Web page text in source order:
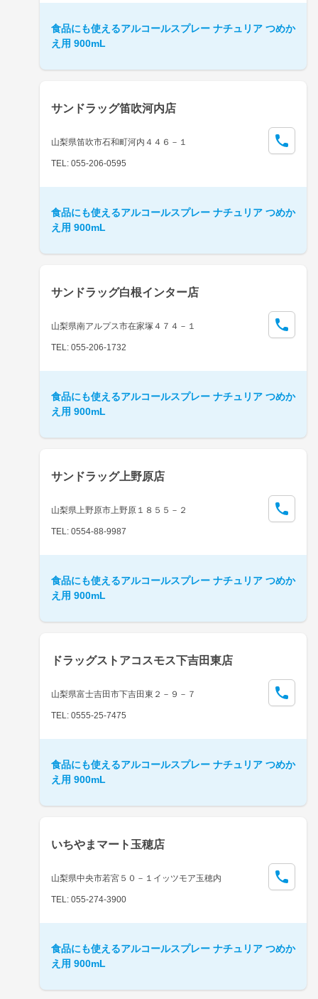
食品にも使えるアルコールスプレー ナチュリア つめか
え用 900mL
サンドラッグ笛吹河内店
山梨県笛吹市石和町河内４４６－１
TEL: 055-206-0595
食品にも使えるアルコールスプレー ナチュリア つめか
え用 900mL
サンドラッグ白根インター店
山梨県南アルプス市在家塚４７４－１
TEL: 055-206-1732
食品にも使えるアルコールスプレー ナチュリア つめか
え用 900mL
サンドラッグ上野原店
山梨県上野原市上野原１８５５－２
TEL: 0554-88-9987
食品にも使えるアルコールスプレー ナチュリア つめか
え用 900mL
ドラッグストアコスモス下吉田東店
山梨県富士吉田市下吉田東２－９－７
TEL: 0555-25-7475
食品にも使えるアルコールスプレー ナチュリア つめか
え用 900mL
いちやまマート玉穂店
山梨県中央市若宮５０－１イッツモア玉穂内
TEL: 055-274-3900
食品にも使えるアルコールスプレー ナチュリア つめか
え用 900mL